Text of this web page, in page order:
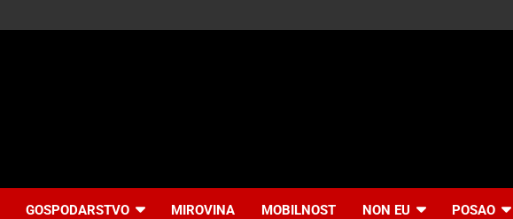
GOSPODARSTVO MIROVINA MOBILNOST NON EU POSAO